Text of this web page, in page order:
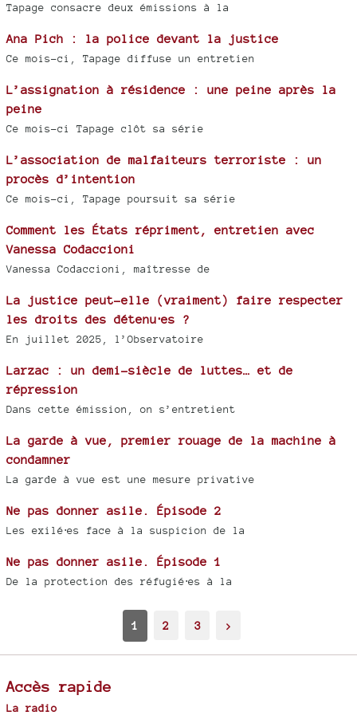
Tapage consacre deux émissions à la
Ana Pich : la police devant la justice
Ce mois-ci, Tapage diffuse un entretien
L’assignation à résidence : une peine après la
peine
Ce mois-ci Tapage clôt sa série
L’association de malfaiteurs terroriste : un
procès d’intention
Ce mois-ci, Tapage poursuit sa série
Comment les États répriment, entretien avec
Vanessa Codaccioni
Vanessa Codaccioni, maîtresse de
La justice peut-elle (vraiment) faire respecter
les droits des détenu⋅es ?
En juillet 2025, l’Observatoire
Larzac : un demi-siècle de luttes… et de
répression
Dans cette émission, on s’entretient
La garde à vue, premier rouage de la machine à
condamner
La garde à vue est une mesure privative
Ne pas donner asile. Épisode 2
Les exilé⋅es face à la suspicion de la
Ne pas donner asile. Épisode 1
De la protection des réfugié⋅es à la
1 2 3 >
Accès rapide
La radio